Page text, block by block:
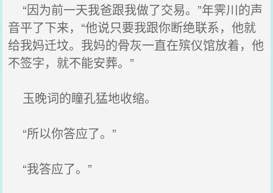
“因为前一天我爸跟我做了交易。”年霁川的声
音平了下来，“他说只要我跟你断绝联系，他就
给我妈迁坟。我妈的骨灰一直在殡仪馆放着，他
不签字，就不能安葬。”
玉晚词的瞳孔猛地收缩。
“所以你答应了。”
“我答应了。”